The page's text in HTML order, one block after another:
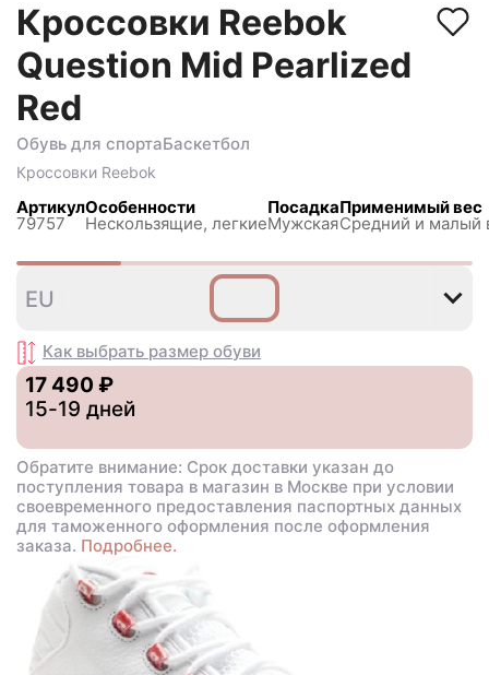
Кроссовки Reebok
Question Mid Pearlized
Red
Обувь для спортаБаскетбол
Кроссовки Reebok
Артикул
79757
Особенности
Нескользящиe, легкие
Посадка
Мужская
Применимый вес
Средний и малый
EU
Как выбрать размер обуви
17 490 ₽
15-19 дней
Обратите внимание: Срок доставки указан до
поступления товара в магазин в Москве при условии
своевременного предоставления паспортных данных
для таможенного оформления после оформления
заказа. Подробнее.